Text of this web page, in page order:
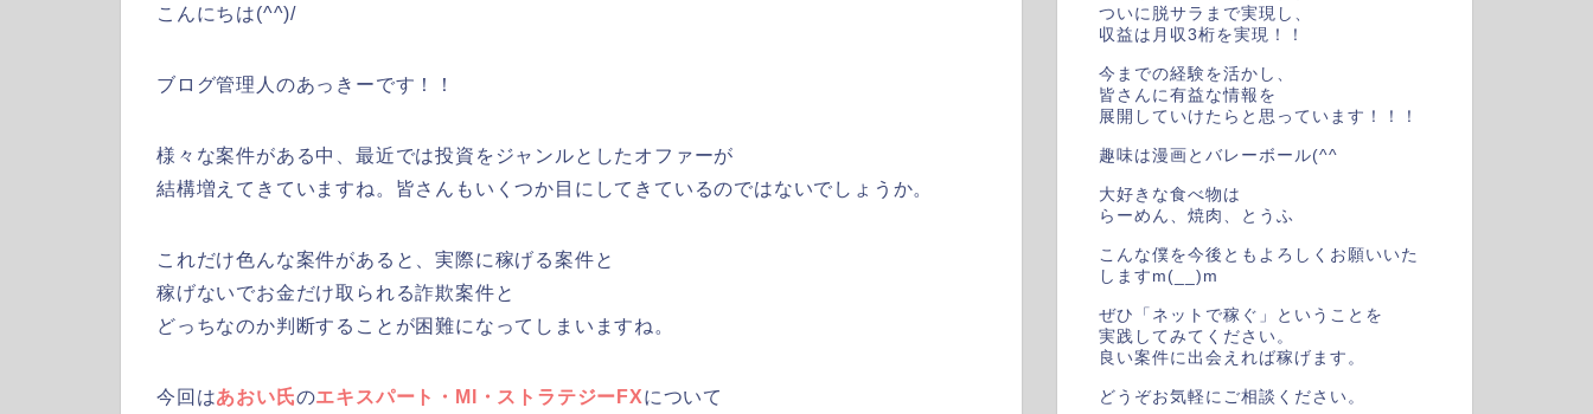
こんにちは(^^)/
ブログ管理人のあっきーです！！
様々な案件がある中、最近では投資をジャンルとしたオファーが
結構増えてきていますね。皆さんもいくつか目にしてきているのではないでしょうか。
これだけ色んな案件があると、実際に稼げる案件と
稼げないでお金だけ取られる詐欺案件と
どっちなのか判断することが困難になってしまいますね。
今回はあおい氏のエキスパート・MI・ストラテジーFXについて
ついに脱サラまで実現し、
収益は月収3桁を実現！！
今までの経験を活かし、
皆さんに有益な情報を
展開していけたらと思っています！！！
趣味は漫画とバレーボール(^^
大好きな食べ物は
らーめん、焼肉、とうふ
こんな僕を今後ともよろしくお願いいた
しますm(__)m
ぜひ「ネットで稼ぐ」ということを
実践してみてください。
良い案件に出会えれば稼げます。
どうぞお気軽にご相談ください。